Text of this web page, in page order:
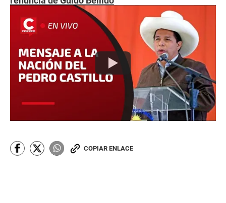
COPIAR ENLACE